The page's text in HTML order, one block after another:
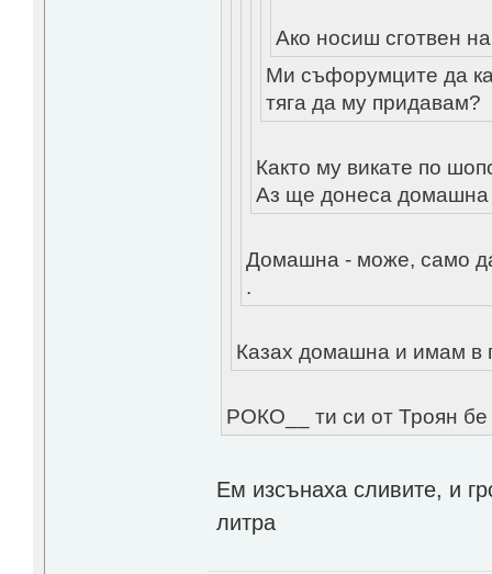
Ако носиш сготвен
Ми съфорумците да
тяга да му придавам?
Както му викате по
Аз ще донеса домашна
Домашна - може, само
.
Казах домашна и имам в
РОКО__ ти си от Троян бе
Ем изсънаха сливите, и
литра